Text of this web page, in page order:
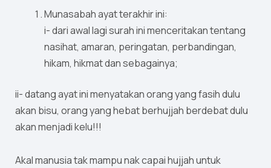
Munasabah ayat terakhir ini:
i- dari awal lagi surah ini menceritakan tentang
nasihat, amaran, peringatan, perbandingan,
hikam, hikmat dan sebagainya;
ii- datang ayat ini menyatakan orang yang fasih dulu
akan bisu, orang yang hebat berhujjah berdebat dulu
akan menjadi kelu!!!
Akal manusia tak mampu nak capai hujjah untuk